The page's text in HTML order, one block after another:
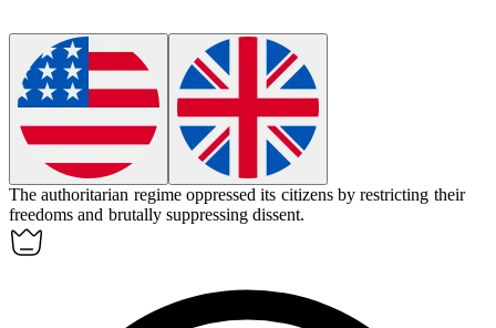
The authoritarian regime oppressed its citizens by restricting their
freedoms and brutally suppressing dissent.